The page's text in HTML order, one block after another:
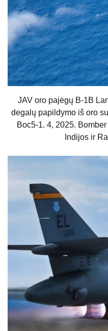
JAV oro pajėgų B-1B
degalų papildymo iš oro
Boc5-1. 4, 2025.
Indijos ir